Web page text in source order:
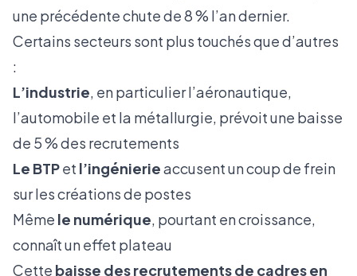
une précédente chute de 8 % l’an dernier.
Certains secteurs sont plus touchés que d’autres
:
L’industrie, en particulier l’aéronautique,
l’automobile et la métallurgie, prévoit une baisse
de 5 % des recrutements
Le BTPet l’ingénierieaccusent un coup de frein
sur les créations de postes
Même le numérique, pourtant en croissance,
connaît un effet plateau
Cette baisse des recrutements de cadres en